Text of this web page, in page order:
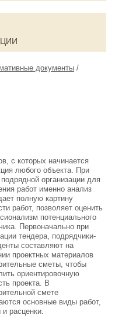
документы /
с которых начинается
любого объекта. При
организации для
работ именно анализ
полную картину
работ, позволяет оценить
потенциального
Первоначально при
тендера, подрядчики-
составляют на
проектных материалов
сметы, чтобы
ориентировочную
проекта. В
смете
основные виды работ,
расценки.